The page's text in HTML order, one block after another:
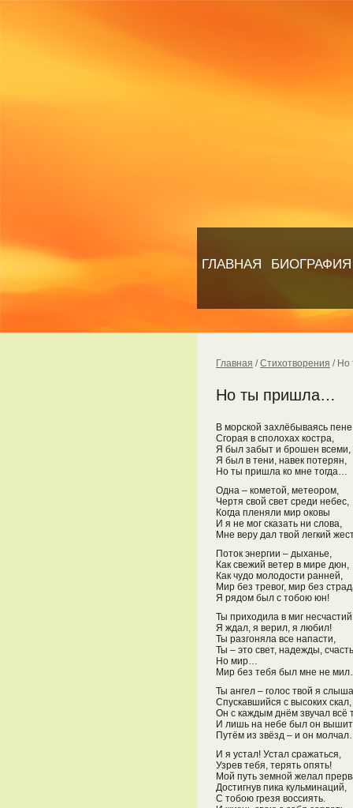
ГЛАВНАЯ БИОГРАФИЯ
Главная /Стихотворения / Но
Но ты пришла…
В морской захлёбываясь
Сгорая в сполохах костра,
Я был забыт и брошен всеми,
Я был в тени, навек потерян,
Но ты пришла ко мне тогда…
Одна – кометой, метеором,
Чертя свой свет среди небес,
Когда пленяли мир оковы
И я не мог сказать ни слова,
Мне веру дал твой легкий
Поток энергии – дыханье,
Как свежий ветер в мире дюн,
Как чудо молодости ранней,
Мир без тревог, мир без
Я рядом был с тобою юн!
Ты приходила в миг
Я ждал, я верил, я любил!
Ты разгоняла все напасти,
Ты – это свет, надежды,
Но мир…
Мир без тебя был мне не
Ты ангел – голос твой я
Спускавшийся с высоких скал,
Он с каждым днём звучал всё
И лишь на небе был он вышит
Путём из звёзд – и он
И я устал! Устал сражаться,
Узрев тебя, терять опять!
Мой путь земной желал
Достигнув пика кульминаций,
С тобою грезя воссиять.